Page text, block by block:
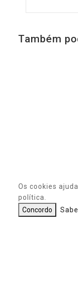
Também
Os cookies
política.
Concordo